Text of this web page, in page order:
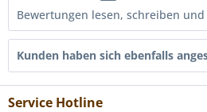
Bewertungen lesen, schreiben
Kunden haben sich ebenfalls
Service Hotline